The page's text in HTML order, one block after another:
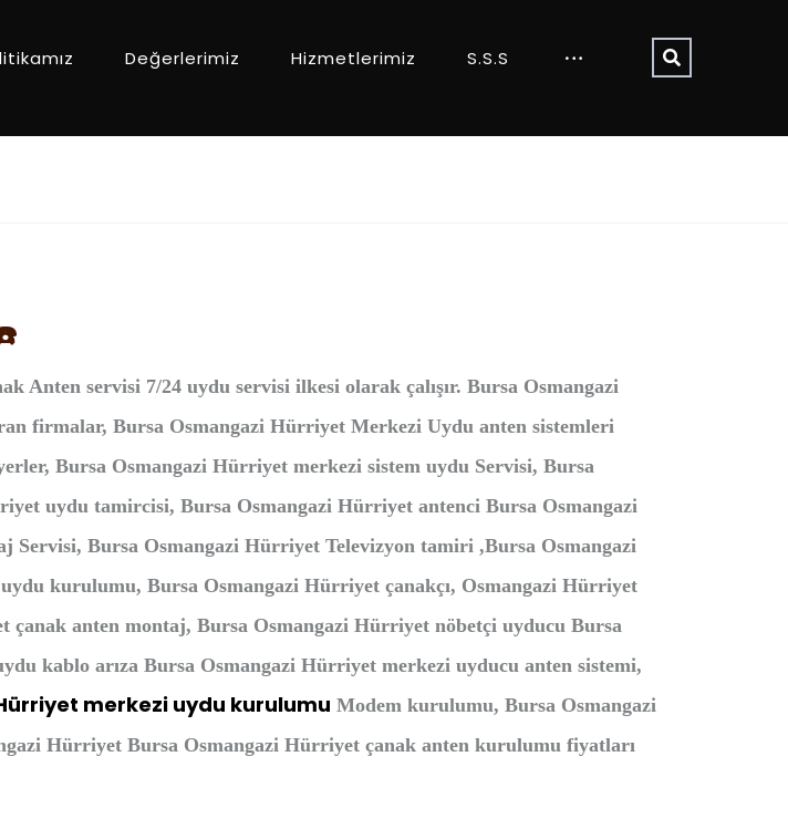
Değerlerimiz Hizmetlerimiz S.S.S
Anten servisi 7/24 uydu servisi ilkesi olarak çalışır. Bursa Osmangazi
firmalar, Bursa Osmangazi Hürriyet Merkezi Uydu anten sistemleri
Bursa Osmangazi Hürriyet merkezi sistem uydu Servisi, Bursa
uydu tamircisi, Bursa Osmangazi Hürriyet antenci Bursa Osmangazi
Bursa Osmangazi Hürriyet Televizyon tamiri ,Bursa Osmangazi
kurulumu, Bursa Osmangazi Hürriyet çanakçı, Osmangazi Hürriyet
anten montaj, Bursa Osmangazi Hürriyet nöbetçi uyducu Bursa
kablo arıza Bursa Osmangazi Hürriyet merkezi uyducu anten sistemi,
merkezi uydu kurulumu Modem kurulumu, Bursa Osmangazi
Hürriyet Bursa Osmangazi Hürriyet çanak anten kurulumu fiyatları